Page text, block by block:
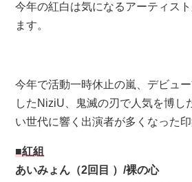
今年の紅白は気になるアーティス
ます。
今年で活動一時休止の嵐、デビュ
したNiziU、鬼滅の刃で人気を博し
い世代に響く出演者が多くなった印
■紅組
あいみょん（2回目 ）/裸の心